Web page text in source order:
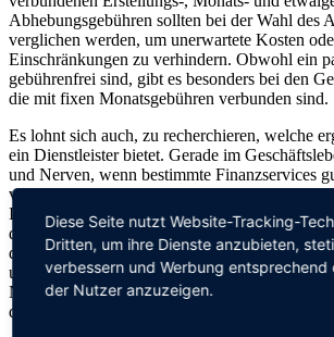
Abhebungsgebühren sollten bei der Wahl des
verglichen werden, um unerwartete Kosten
Einschränkungen zu verhindern. Obwohl ein
gebührenfrei sind, gibt es besonders bei den
die mit fixen Monatsgebühren verbunden sind.
Es lohnt sich auch, zu recherchieren, welche
ein Dienstleister bietet. Gerade im
und Nerven, wenn bestimmte Finanzservices
verknüpft sind. Dank der Digitalisierung und
Innovationspotential der FinTechs gibt es
die die Arbeit der Gewerbetreibenden
der Erstellung und dem Versenden von
und endet beim einfachen und
Nachverfolgen von Rechnungen - alles
derselben App.
Diese Seite nutzt Website-Tracking-
Dritten, um ihre Dienste anzubieten,
verbessern und Werbung entsprechend
der Nutzer anzuzeigen.